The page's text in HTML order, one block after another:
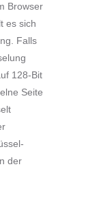
Browser
es sich
Falls
128-Bit
Seite
der